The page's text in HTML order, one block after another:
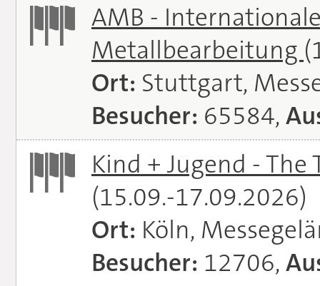
AMB -
Metallbearbeitung
Ort: Stuttgart,
Besucher: 65584,
Kind + Jugend - The
(15.09.-17.09.2026)
Ort: Köln,
Besucher: 12706,